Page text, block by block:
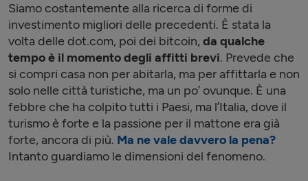
Siamo costantemente alla ricerca di forme di
investimento migliori delle precedenti. È stata la
volta delle dot.com, poi dei bitcoin, da qualche
tempo è il momento degli affitti brevi. Prevede che
si compri casa non per abitarla, ma per affittarla e non
solo nelle città turistiche, ma un po’ ovunque. È una
febbre che ha colpito tutti i Paesi, ma l’Italia, dove il
turismo è forte e la passione per il mattone era già
forte, ancora di più. Ma ne vale davvero la pena?
Intanto guardiamo le dimensioni del fenomeno.